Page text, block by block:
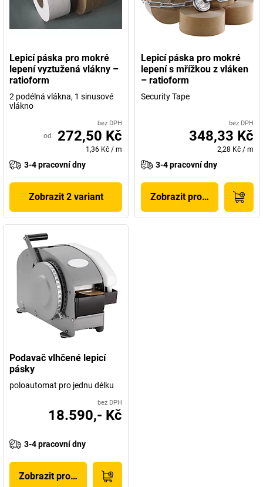
Lepicí páska pro mokré
lepení vyztužená vlákny –
ratioform
2 podélná vlákna, 1 sinusové
vlákno
bez DPH
od 272,50 Kč
1,36 Kč / m
3-4 pracovní dny
Zobrazit 2 variant
Lepicí páska pro mokré
lepení s mřížkou z vláken
– ratioform
Security Tape
bez DPH
348,33 Kč
2,28 Kč / m
3-4 pracovní dny
Zobrazit produkt
Podavač vlhčené lepicí
pásky
poloautomat pro jednu délku
bez DPH
18.590,- Kč
3-4 pracovní dny
Zobrazit produkt